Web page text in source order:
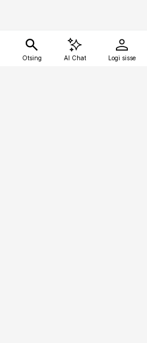
Otsing AI Chat Logi sisse